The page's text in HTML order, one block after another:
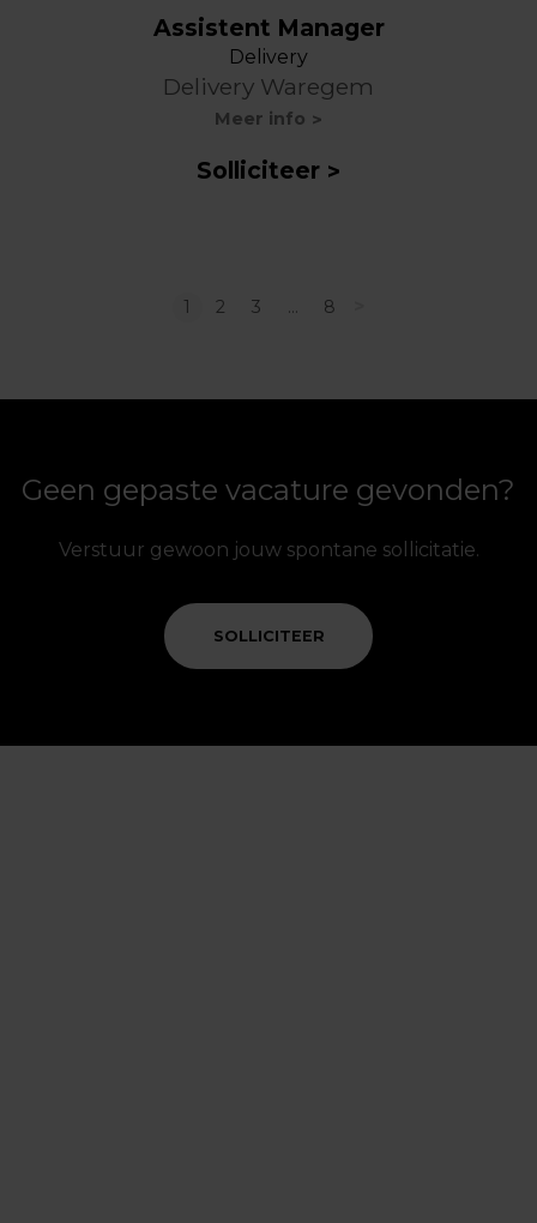
Assistent Manager
Delivery
Delivery Waregem
Meer info
Solliciteer
1 2 3 … 8
Geen gepaste vacature gevonden?
Verstuur gewoon jouw spontane sollicitatie.
SOLLICITEER